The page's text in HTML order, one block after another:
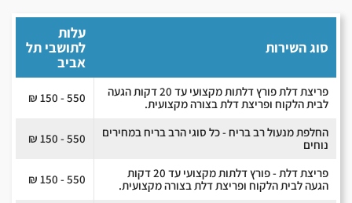
סוג השירות
עלות
לתושבי תל
אביב
פריצת דלת פורץ דלתות מקצועי עד 20 דקות הגעה
לבית הלקוח ופריצת דלת בצורה מקצועית.
550 - 150 ₪
החלפת מנעול רב בריח - כל סוגי הרב בריח במחירים
נוחים
550 - 150 ₪
פריצת דלת - פורץ דלתות מקצועי עד 20 דקות
הגעה לבית הלקוח ופריצת דלת בצורה מקצועית.
550 - 150 ₪